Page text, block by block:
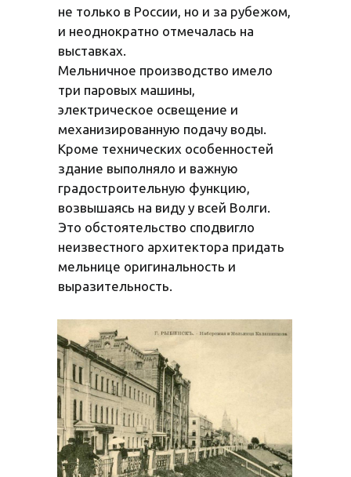
не только в России, но и за рубежом,
и неоднократно отмечалась на
выставках.
Мельничное производство имело
три паровых машины,
электрическое освещение и
механизированную подачу воды.
Кроме технических особенностей
здание выполняло и важную
градостроительную функцию,
возвышаясь на виду у всей Волги.
Это обстоятельство сподвигло
неизвестного архитектора придать
мельнице оригинальность и
выразительность.